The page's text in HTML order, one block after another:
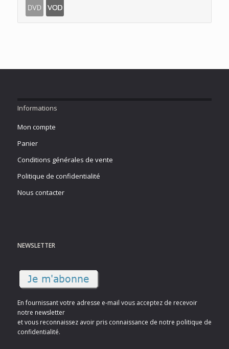
Informations
Mon compte
Panier
Conditions générales de vente
Politique de confidentialité
Nous contacter
NEWSLETTER
En fournissant votre adresse e-mail vous acceptez de recevoir
notre newsletter
et vous reconnaissez avoir pris connaissance de notre politique de
confidentialité.